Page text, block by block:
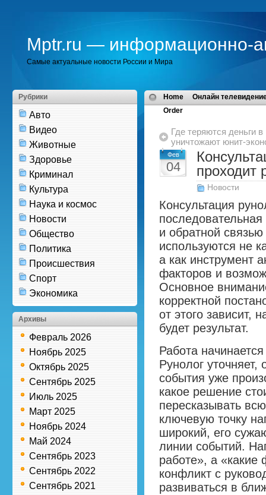
Mptr.ru — информационно-
Самые актуальные новости России и Мира
Рубрики
Авто
Видео
Животные
Здоровье
Криминал
Культура
Наука и космос
Новости
Общество
Политика
Происшествия
Спорт
Экономика
Архивы
Февраль 2026
Ноябрь 2025
Октябрь 2025
Сентябрь 2025
Июль 2025
Март 2025
Ноябрь 2024
Май 2024
Сентябрь 2023
Сентябрь 2022
Сентябрь 2021
Home
Онлайн
Order
Где теряются деньги
уничтожают юнит-
Фев
04
проходит
Новости
Консультация
и обратной
используются не
а как инструмент
факторов и
Основное
корректной
от этого зависит,
будет результат.
Работа
Рунолог
события уже
какое решение
пересказывать
ключевую точку
широкий, его
линии событий.
работе», а
конфликт с
развиваться в